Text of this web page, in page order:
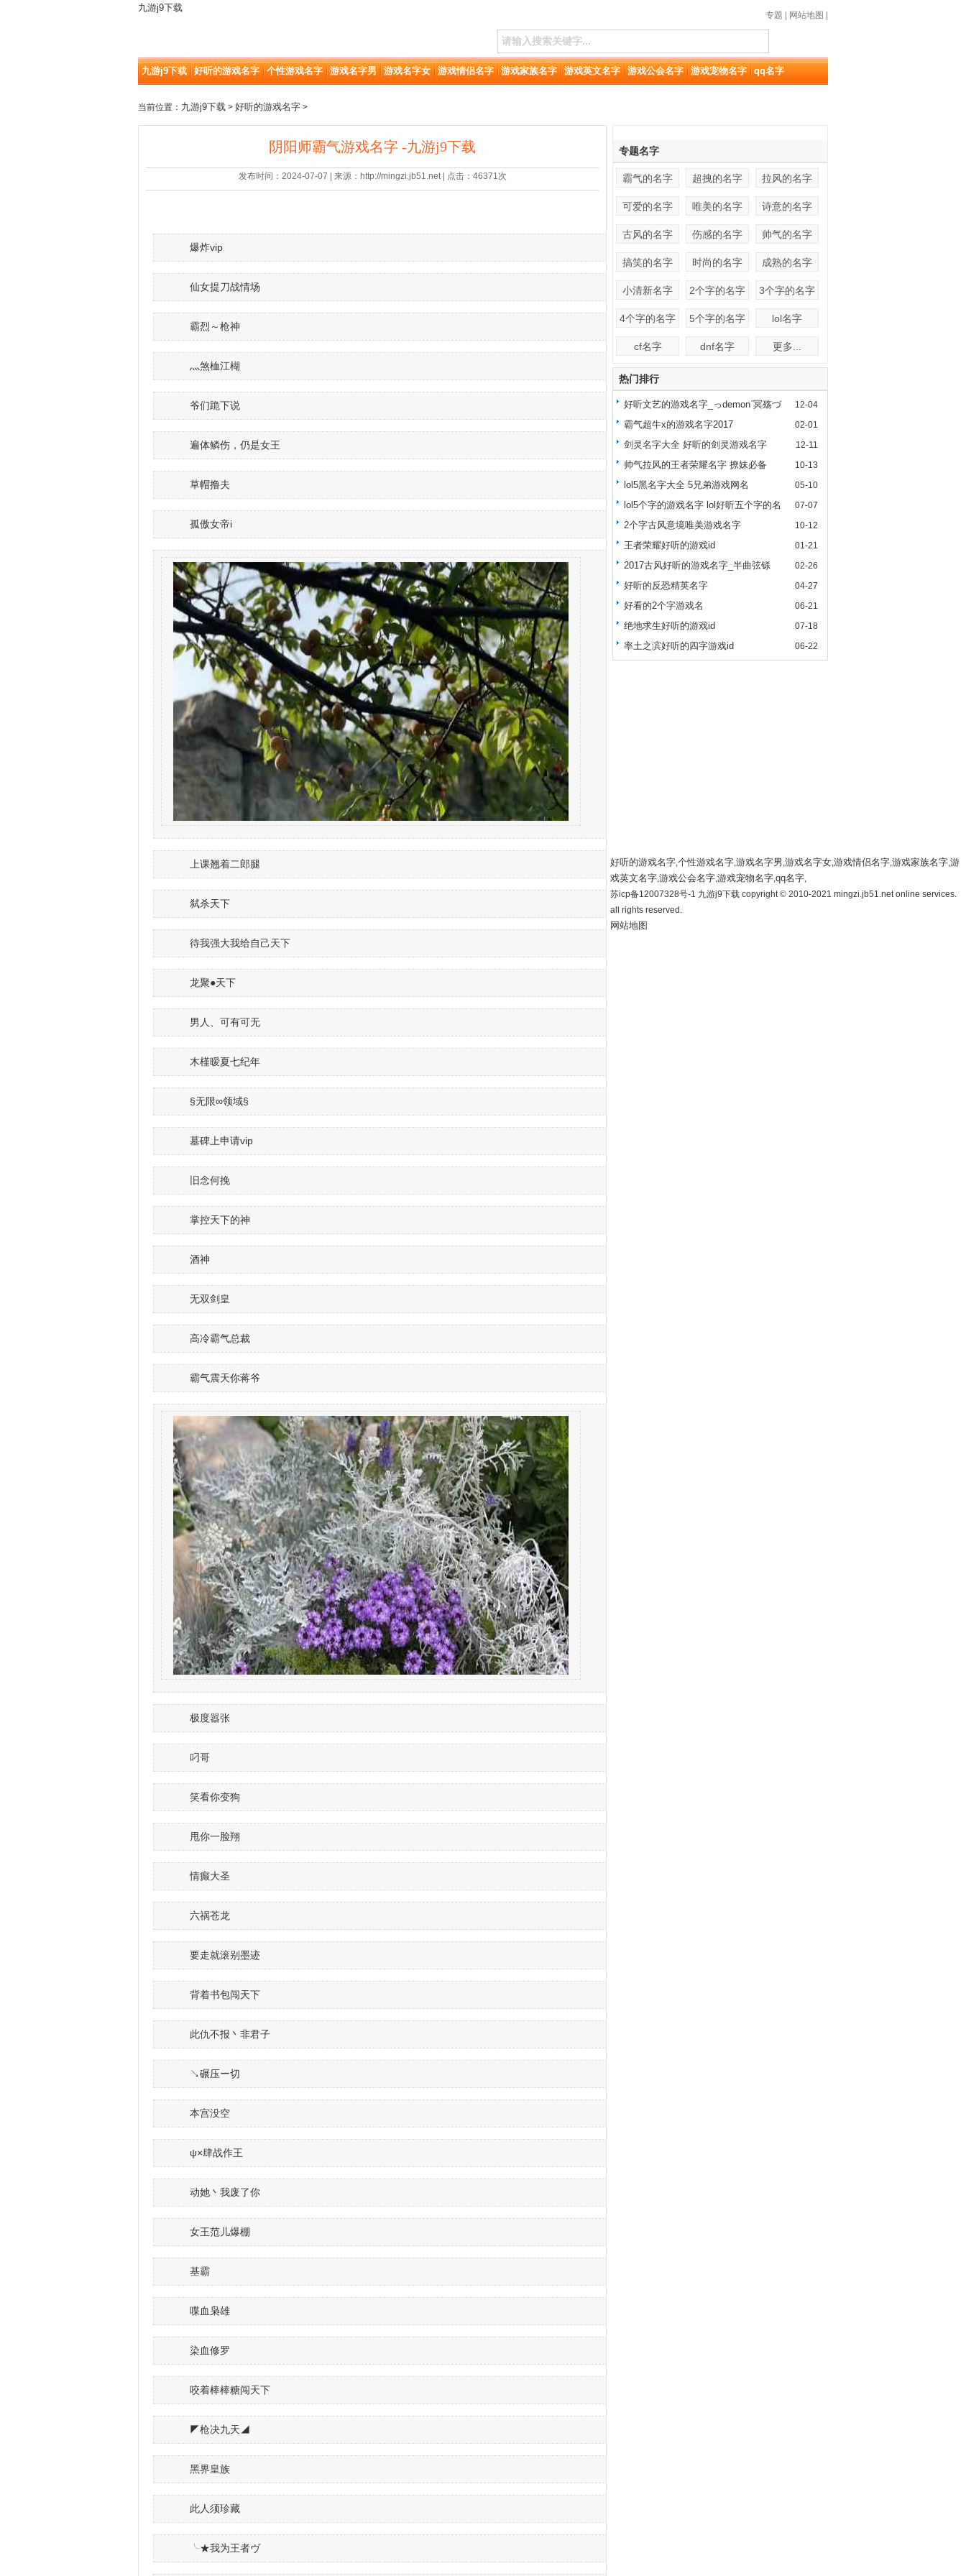
九游j9下载
专题 网站地图
九游j9下载 好听的游戏名字 个性游戏名字 游戏名字男 游戏名字女 游戏情侣名字 游戏家族名字 游戏英文名字 游戏公会名字 游戏宠物名字 qq名字
当前位置： 九游j9下载 > 好听的游戏名字 >
阴阳师霸气游戏名字 -九游j9下载
发布时间：2024-07-07 | 来源：http://mingzi.jb51.net | 点击：46371次
爆炸vip
仙女提刀战情场
霸烈～枪神
灬煞桖江楜
爷们跪下说
遍体鳞伤，仍是女王
草帽撸夫
孤傲女帝i
上课翘着二郎腿
弑杀天下
待我强大我给自己天下
龙聚●天下
男人、可有可无
木槿暧夏七纪年
§无限∞领域§
墓碑上申请vip
旧念何挽
掌控天下的神
酒神
无双剑皇
高冷霸气总裁
霸气震天你蒋爷
极度嚣张
叼哥
笑看你变狗
甩你一脸翔
情癫大圣
六祸苍龙
要走就滚别墨迹
背着书包闯天下
此仇不报丶非君子
↘碾压ー切
本宫没空
ψ×肆战作王
动她丶我废了你
女王范儿爆棚
基霸
喋血枭雄
染血修罗
咬着棒棒糖闯天下
◤枪决九天◢
黑界皇族
此人须珍藏
╰★我为王者ヴ
专题名字
霸气的名字 超拽的名字 拉风的名字
可爱的名字 唯美的名字 诗意的名字
古风的名字 伤感的名字 帅气的名字
搞笑的名字 时尚的名字 成熟的名字
小清新名字 2个字的名字 3个字的名字
4个字的名字 5个字的名字 lol名字
cf名字 dnf名字 更多...
热门排行
12-04
好听文艺的游戏名字_っdemonˊ冥殇づ
02-01
霸气超牛x的游戏名字2017
12-11
剑灵名字大全 好听的剑灵游戏名字
10-13
帅气拉风的王者荣耀名字 撩妹必备
05-10
lol5黑名字大全 5兄弟游戏网名
07-07
lol5个字的游戏名字 lol好听五个字的名
字大全
10-12
2个字古风意境唯美游戏名字
01-21
王者荣耀好听的游戏id
02-26
2017古风好听的游戏名字_半曲弦铩
04-27
好听的反恐精英名字
06-21
好看的2个字游戏名
07-18
绝地求生好听的游戏id
06-22
率土之滨好听的四字游戏id
好听的游戏名字,个性游戏名字,游戏名字男 ,游戏名字女,游戏情侣名字,游戏家族名字,游
戏英文名字,游戏公会名字,游戏宠物名字,qq名字,
苏icp备12007328号-1 九游j9下载 copyright © 2010-2021 mingzi.jb51.net online services.
all rights reserved.
网站地图